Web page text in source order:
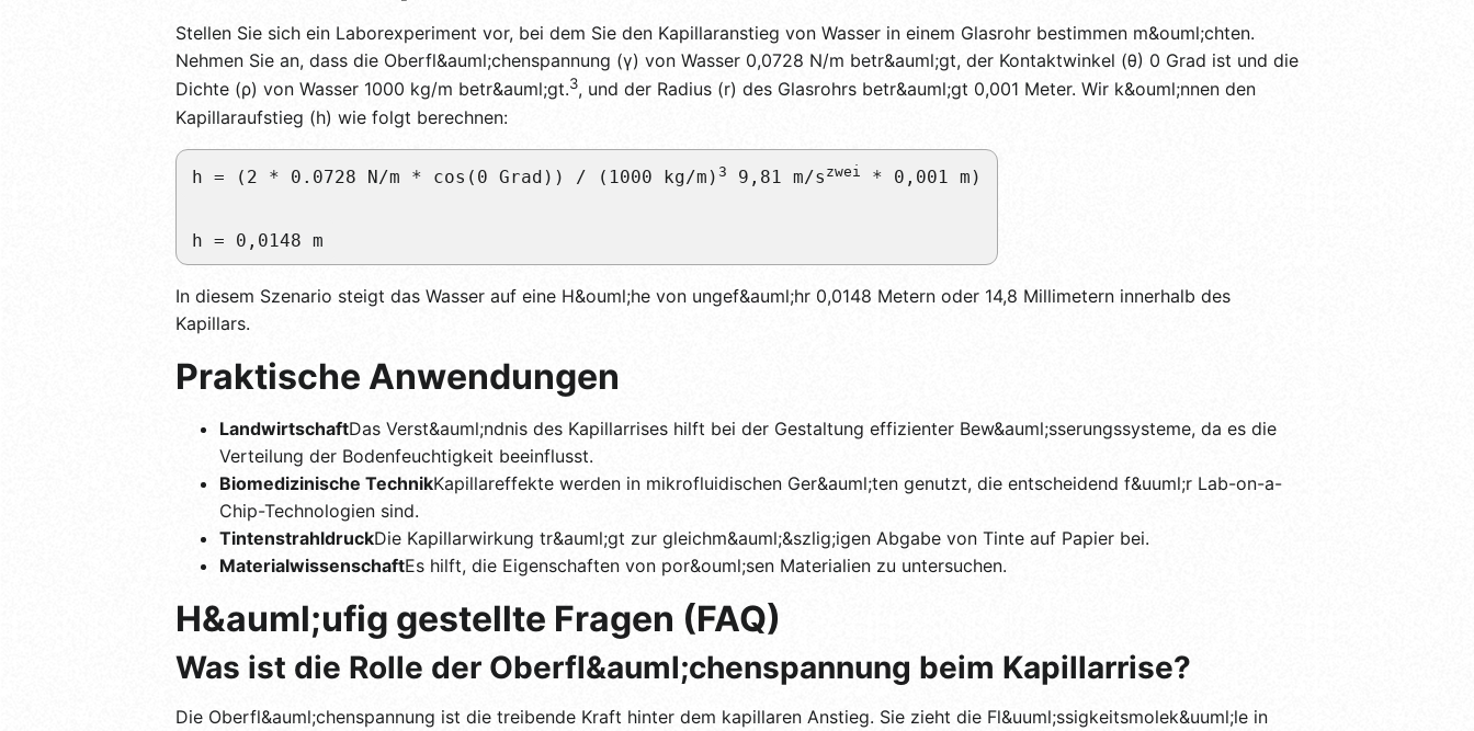
Stellen Sie sich ein Laborexperiment vor, bei dem Sie den Kapillaranstieg von Wasser in einem Glasrohr bestimmen m&ouml;chten.
Nehmen Sie an, dass die Oberfl&auml;chenspannung (γ) von Wasser 0,0728 N/m betr&auml;gt, der Kontaktwinkel (θ) 0 Grad ist und die
Dichte (ρ) von Wasser 1000 kg/m betr&auml;gt.3, und der Radius (r) des Glasrohrs betr&auml;gt 0,001 Meter. Wir k&ouml;nnen den
Kapillaraufstieg (h) wie folgt berechnen:
h = (2 * 0.0728 N/m * cos(0 Grad)) / (1000 kg/m) 3 9,81 m/s zwei * 0,001 m)
h = 0,0148 m
In diesem Szenario steigt das Wasser auf eine H&ouml;he von ungef&auml;hr 0,0148 Metern oder 14,8 Millimetern innerhalb des
Kapillars.
Praktische Anwendungen
LandwirtschaftDas Verst&auml;ndnis des Kapillarrises hilft bei der Gestaltung effizienter Bew&auml;sserungssysteme, da es die
Verteilung der Bodenfeuchtigkeit beeinflusst.
Biomedizinische TechnikKapillareffekte werden in mikrofluidischen Ger&auml;ten genutzt, die entscheidend f&uuml;r Lab-on-a-
Chip-Technologien sind.
TintenstrahldruckDie Kapillarwirkung tr&auml;gt zur gleichm&auml;&szlig;igen Abgabe von Tinte auf Papier bei.
MaterialwissenschaftEs hilft, die Eigenschaften von por&ouml;sen Materialien zu untersuchen.
H&auml;ufig gestellte Fragen (FAQ)
Was ist die Rolle der Oberfl&auml;chenspannung beim Kapillarrise?
Die Oberfl&auml;chenspannung ist die treibende Kraft hinter dem kapillaren Anstieg. Sie zieht die Fl&uuml;ssigkeitsmolek&uuml;le in